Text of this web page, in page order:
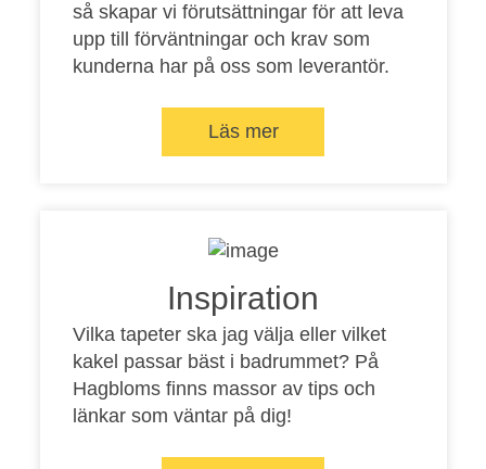
så skapar vi förutsättningar för att leva
upp till förväntningar och krav som
kunderna har på oss som leverantör.
Läs mer
Inspiration
Vilka tapeter ska jag välja eller vilket
kakel passar bäst i badrummet? På
Hagbloms finns massor av tips och
länkar som väntar på dig!